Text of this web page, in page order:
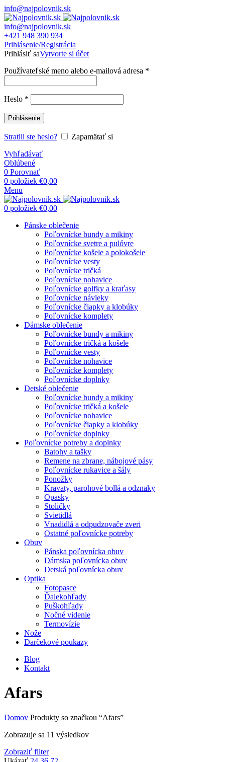
info@najpolovnik.sk
info@najpolovnik.sk
+421 948 390 934
Prihlásenie/Registrácia
Prihlásiť saVytvorte si účet
Používateľské meno alebo e-mailová adresa *
Heslo *
Prihlásenie
Stratili ste heslo?
Zapamätať si
Vyhľadávať
Oblúbené
0 Porovnať
0 položiek €0,00
Menu
0 položiek €0,00
Pánske oblečenie
Poľovnícke bundy a mikiny
Poľovnícke svetre a pulóvre
Poľovnícke košele a polokošele
Poľovnícke vesty
Poľovnícke tričká
Poľovnícke nohavice
Poľovnícke golfky a kraťasy
Poľovnícke návleky
Poľovnícke čiapky a klobúky
Poľovnícke komplety
Dámske oblečenie
Poľovnícke bundy a mikiny
Poľovnícke tričká a košele
Poľovnícke vesty
Poľovnícke nohavice
Poľovnícke komplety
Poľovnícke doplnky
Detské oblečenie
Poľovnícke bundy a mikiny
Poľovnícke tričká a košele
Poľovnícke nohavice
Poľovnícke čiapky a klobúky
Poľovnícke doplnky
Poľovnícke potreby a doplnky
Batohy a tašky
Remene na zbrane, nábojové pásy
Poľovnícke rukavice a šály
Ponožky
Kravaty, parohové bollá a odznaky
Opasky
Stoličky
Svietidlá
Vnadidlá a odpudzovače zveri
Ostatné poľovnícke potreby
Obuv
Pánska poľovnícka obuv
Dámska poľovnícka obuv
Detská poľovnícka obuv
Optika
Fotopasce
Ďalekohľady
Puškohľady
Nočné videnie
Termovízie
Nože
Darčekové poukazy
Blog
Kontakt
Afars
Domov Produkty so značkou “Afars”
Zobrazuje sa 11 výsledkov
Zobraziť filter